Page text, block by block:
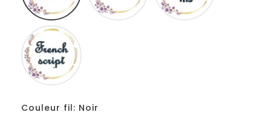
Couleur fil: Noir